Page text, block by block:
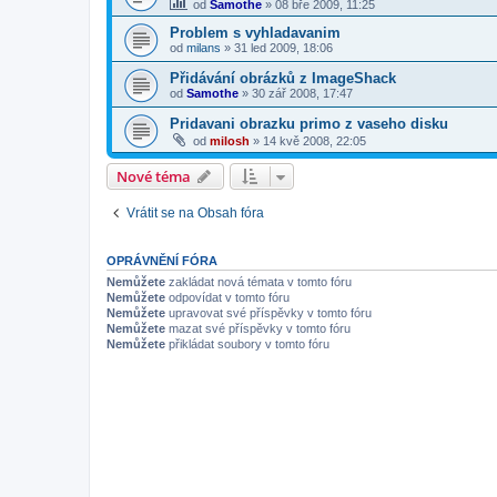
od Samothe » 08 bře 2009, 11:25
Problem s vyhladavanim
od milans » 31 led 2009, 18:06
Přidávání obrázků z ImageShack
od Samothe » 30 zář 2008, 17:47
Pridavani obrazku primo z vaseho disku
od milosh » 14 kvě 2008, 22:05
Nové téma
Vrátit se na Obsah fóra
OPRÁVNĚNÍ FÓRA
Nemůžete zakládat nová témata v tomto fóru
Nemůžete odpovídat v tomto fóru
Nemůžete upravovat své příspěvky v tomto fóru
Nemůžete mazat své příspěvky v tomto fóru
Nemůžete přikládat soubory v tomto fóru